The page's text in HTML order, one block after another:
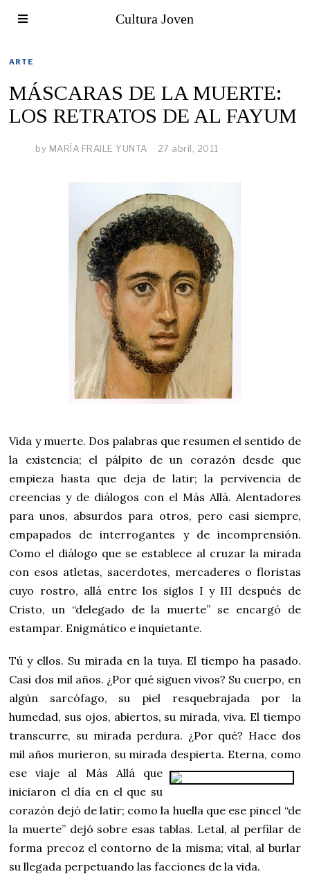
Cultura Joven
ARTE
MÁSCARAS DE LA MUERTE:
LOS RETRATOS DE AL FAYUM
by MARÍA FRAILE YUNTA 27 abril, 2011
Vida y muerte. Dos palabras que resumen el sentido de
la existencia; el pálpito de un corazón desde que
empieza hasta que deja de latir; la pervivencia de
creencias y de diálogos con el Más Allá. Alentadores
para unos, absurdos para otros, pero casi siempre,
empapados de interrogantes y de incomprensión.
Como el diálogo que se establece al cruzar la mirada
con esos atletas, sacerdotes, mercaderes o floristas
cuyo rostro, allá entre los siglos I y III después de
Cristo, un “delegado de la muerte” se encargó de
estampar. Enigmático e inquietante.
Tú y ellos. Su mirada en la tuya. El tiempo ha pasado.
Casi dos mil años. ¿Por qué siguen vivos? Su cuerpo, en
algún sarcófago, su piel resquebrajada por la
humedad, sus ojos, abiertos, su mirada, viva. El tiempo
transcurre, su mirada perdura. ¿Por qué? Hace dos
mil años murieron, su mirada despierta. Eterna, como
ese viaje al Más Allá que
iniciaron el día en el que su
corazón dejó de latir; como la huella que ese pincel “de
la muerte” dejó sobre esas tablas. Letal, al perfilar de
forma precoz el contorno de la misma; vital, al burlar
su llegada perpetuando las facciones de la vida.